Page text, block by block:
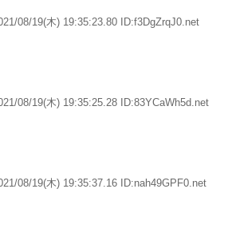
08/19(木) 19:35:23.80 ID:f3DgZrqJ0.net
08/19(木) 19:35:25.28 ID:83YCaWh5d.net
08/19(木) 19:35:37.16 ID:nah49GPF0.net